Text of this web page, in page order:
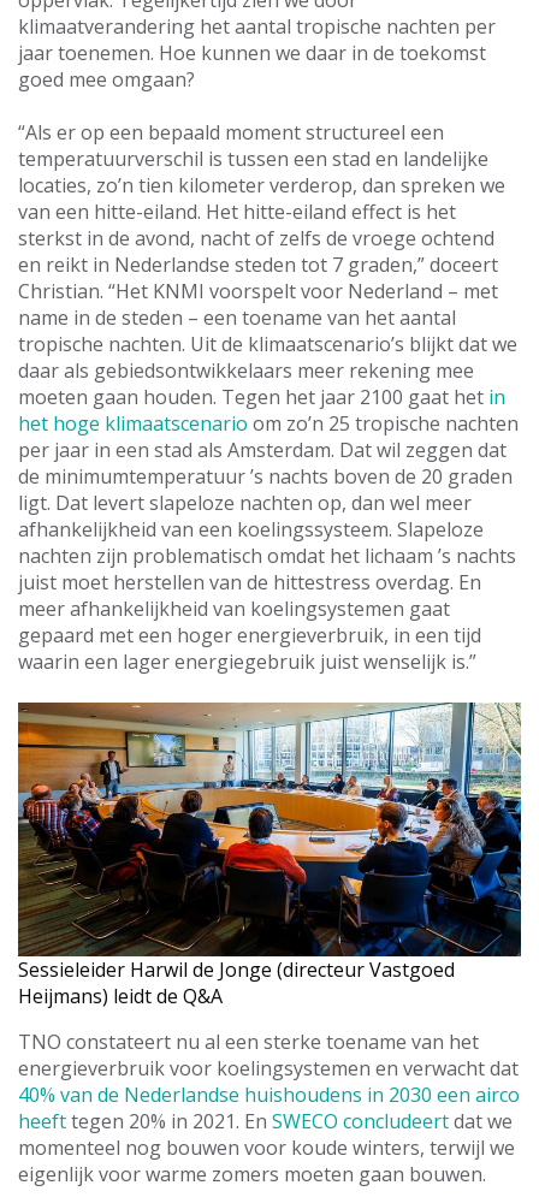
klimaatverandering het aantal tropische nachten per
jaar toenemen. Hoe kunnen we daar in de toekomst
goed mee omgaan?
“Als er op een bepaald moment structureel een
temperatuurverschil is tussen een stad en landelijke
locaties, zo’n tien kilometer verderop, dan spreken we
van een hitte-eiland. Het hitte-eiland effect is het
sterkst in de avond, nacht of zelfs de vroege ochtend
en reikt in Nederlandse steden tot 7 graden,” doceert
Christian. “Het KNMI voorspelt voor Nederland – met
name in de steden – een toename van het aantal
tropische nachten. Uit de klimaatscenario’s blijkt dat we
daar als gebiedsontwikkelaars meer rekening mee
moeten gaan houden. Tegen het jaar 2100 gaat het in
het hoge klimaatscenario om zo’n 25 tropische nachten
per jaar in een stad als Amsterdam. Dat wil zeggen dat
de minimumtemperatuur ’s nachts boven de 20 graden
ligt. Dat levert slapeloze nachten op, dan wel meer
afhankelijkheid van een koelingssysteem. Slapeloze
nachten zijn problematisch omdat het lichaam ’s nachts
juist moet herstellen van de hittestress overdag. En
meer afhankelijkheid van koelingsystemen gaat
gepaard met een hoger energieverbruik, in een tijd
waarin een lager energiegebruik juist wenselijk is.”
Sessieleider Harwil de Jonge (directeur Vastgoed
Heijmans) leidt de Q&A
TNO constateert nu al een sterke toename van het
energieverbruik voor koelingsystemen en verwacht dat
40% van de Nederlandse huishoudens in 2030 een airco
heefttegen 20% in 2021. En SWECO concludeertdat we
momenteel nog bouwen voor koude winters, terwijl we
eigenlijk voor warme zomers moeten gaan bouwen.